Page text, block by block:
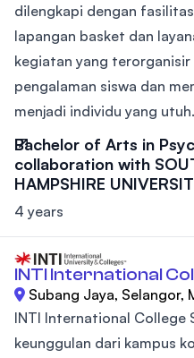
dilengkapi dengan
lapangan basket dan
kegiatan yang
pengalaman siswa dan
menjadi individu yang utuh.
Bachelor of Arts in
collaboration with
HAMPSHIRE
4 years
INTI International
Subang Jaya, Selangor,
INTI International College
keunggulan dari kampus